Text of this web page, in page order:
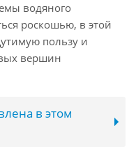
водяного
роскошью, в этой
пользу и
вершин
в этом